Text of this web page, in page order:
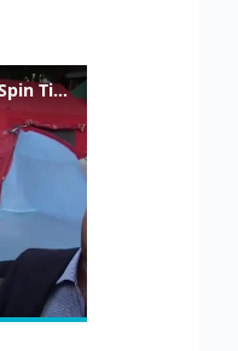
Gualtieri: "Responsabilità del Viminale su Spin Time? La posizione dei partiti è nota"